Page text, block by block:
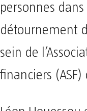
personnes
détournement
sein de
financiers (ASF)